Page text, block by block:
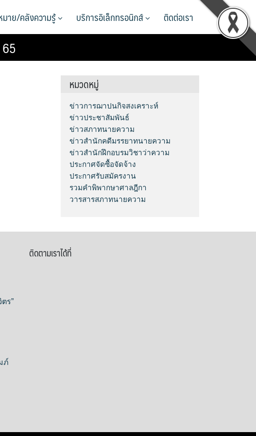
าย/คลังความรู้ บริการอิเล็กทรอนิกส์ ติดต่อเรา
หมวดหมู่
ข่าวการฌาปนกิจสงเคราะห์
ข่าวประชาสัมพันธ์
ข่าวสภาทนายความ
ข่าวสำนักคดีมรรยาทนายความ
ข่าวสำนักฝึกอบรมวิชาว่าความ
ประกาศจัดซื้อจัดจ้าง
ประกาศรับสมัครงาน
รวมคำพิพากษาศาลฎีกา
วารสารสภาทนายความ
ร”
ภ์
ติดตามเราได้ที่